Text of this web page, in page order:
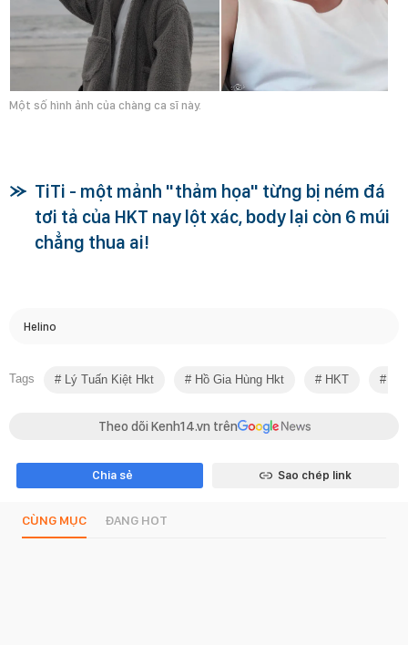
Một số hình ảnh của chàng ca sĩ này.
TiTi - một mảnh "thảm họa" từng bị ném đá
tơi tả của HKT nay lột xác, body lại còn 6 múi
chẳng thua ai!
Helino
Tags Lý Tuấn Kiệt Hkt Hồ Gia Hùng Hkt HKT Titi
Theo dõi Kenh14.vn trên
Chia sẻ Sao chép link
CÙNG MỤC ĐANG HOT